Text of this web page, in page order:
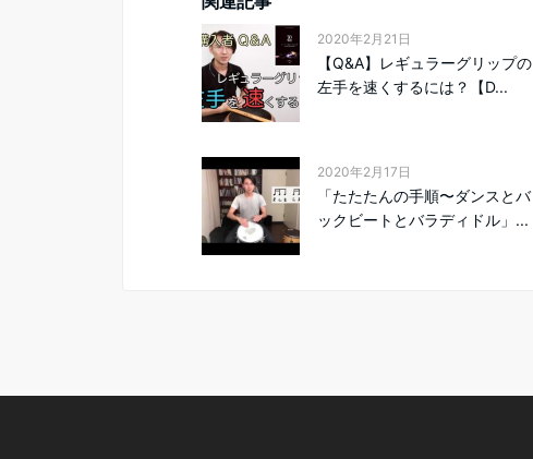
2020年2月21日
【Q&A】レギュラーグリップの
左手を速くするには？【D...
2020年2月17日
「たたたんの手順〜ダンスとバ
ックビートとバラディドル」...